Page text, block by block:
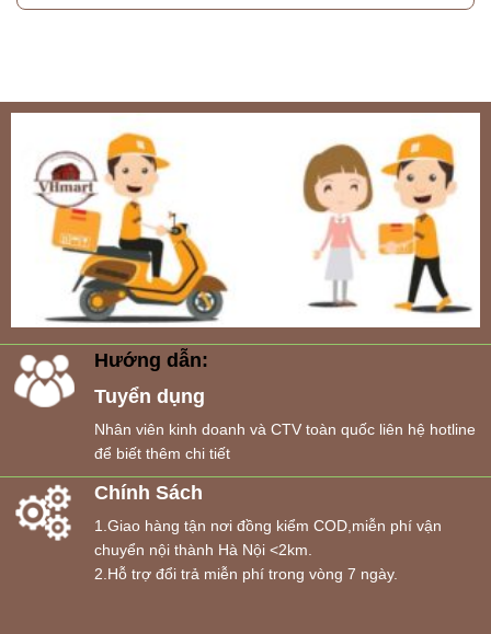
Hướng dẫn:
Tuyển dụng
Nhân viên kinh doanh và CTV toàn quốc liên hệ hotline
để biết thêm chi tiết
Chính Sách
1.Giao hàng tận nơi đồng kiểm COD,miễn phí vận
chuyển nội thành Hà Nội <2km.
2.Hỗ trợ đổi trả miễn phí trong vòng 7 ngày.